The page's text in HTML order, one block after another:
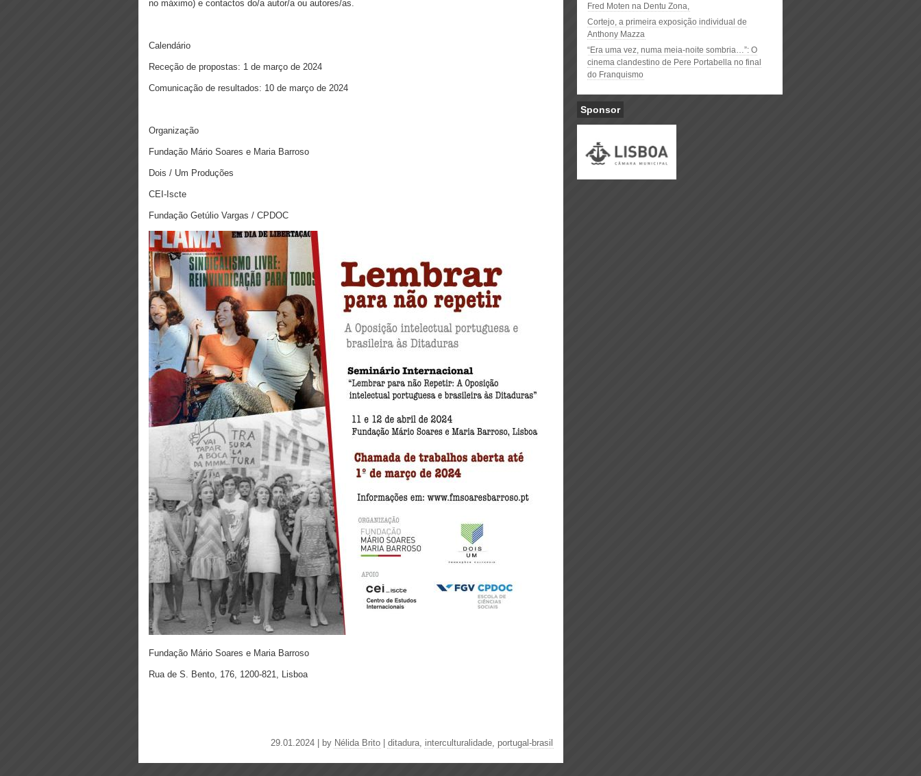
no máximo) e contactos do/a autor/a ou autores/as.
Calendário
Receção de propostas: 1 de março de 2024
Comunicação de resultados: 10 de março de 2024
Organização
Fundação Mário Soares e Maria Barroso
Dois / Um Produções
CEI-Iscte
Fundação Getúlio Vargas / CPDOC
Fundação Mário Soares e Maria Barroso
Rua de S. Bento, 176, 1200-821, Lisboa
29.01.2024 | by Nélida Brito ditadura, interculturalidade, portugal-brasil
Fred Moten na Dentu Zona,
Cortejo, a primeira exposição individual de
Anthony Mazza
“Era uma vez, numa meia-noite sombria…”: O
cinema clandestino de Pere Portabella no final
do Franquismo
Sponsor